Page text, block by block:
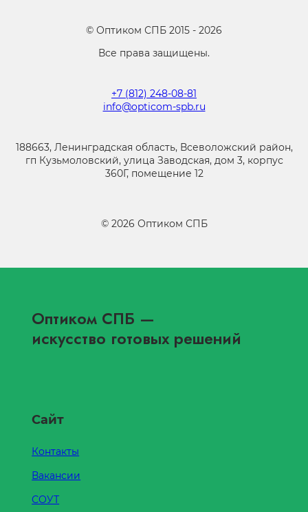
© Оптиком СПБ 2015 - 2026
Все права защищены.
+7 (812) 248-08-81
info@opticom-spb.ru
188663, Ленинградская область, Всеволожский район,
гп Кузьмоловский, улица Заводская, дом 3, корпус
360Г, помещение 12
© 2026 Оптиком СПБ
Оптиком СПБ —
искусство готовых решений
Сайт
Контакты
Вакансии
СОУТ